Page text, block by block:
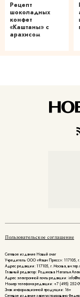
Рецепт
шоколадных
конфет
«Каштаны» с
арахисом
Пользовательское соглашение
Сетевое издание Новый очаг
Учредитель ООО «Фэшн Пресс»: 117105, г.
Адрес редакции: 117105, г. Москва,
Главный редактор: Родикова Наталья
Адрес электронной почты редакции:
Номер телефона редакции: +7 (495) 252-
Знак информационной продукции: 16+
Cетевое издание зарегистрировано